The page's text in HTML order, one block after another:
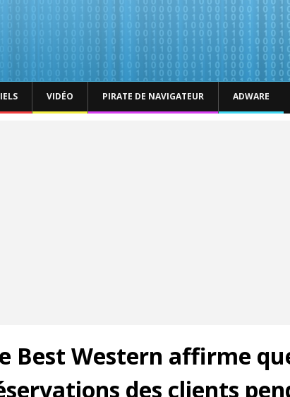
VIDÉO PIRATE DE NAVIGATEUR ADWARE
Best Western affirme
des clients